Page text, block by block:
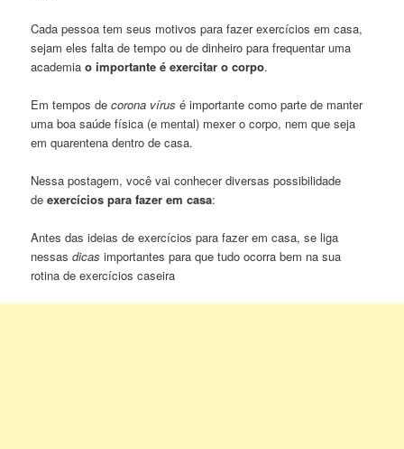
Cada pessoa tem seus motivos para fazer exercícios em casa,
sejam eles falta de tempo ou de dinheiro para frequentar uma
academiao importante é exercitar o corpo.
Em tempos decorona vírus é importante como parte de manter
uma boa saúde física (e mental) mexer o corpo, nem que seja
em quarentena dentro de casa.
Nessa postagem, você vai conhecer diversas possibilidade
deexercícios para fazer em casa:
Antes das ideias de exercícios para fazer em casa, se liga
nessasdicas importantes para que tudo ocorra bem na sua
rotina de exercícios caseira